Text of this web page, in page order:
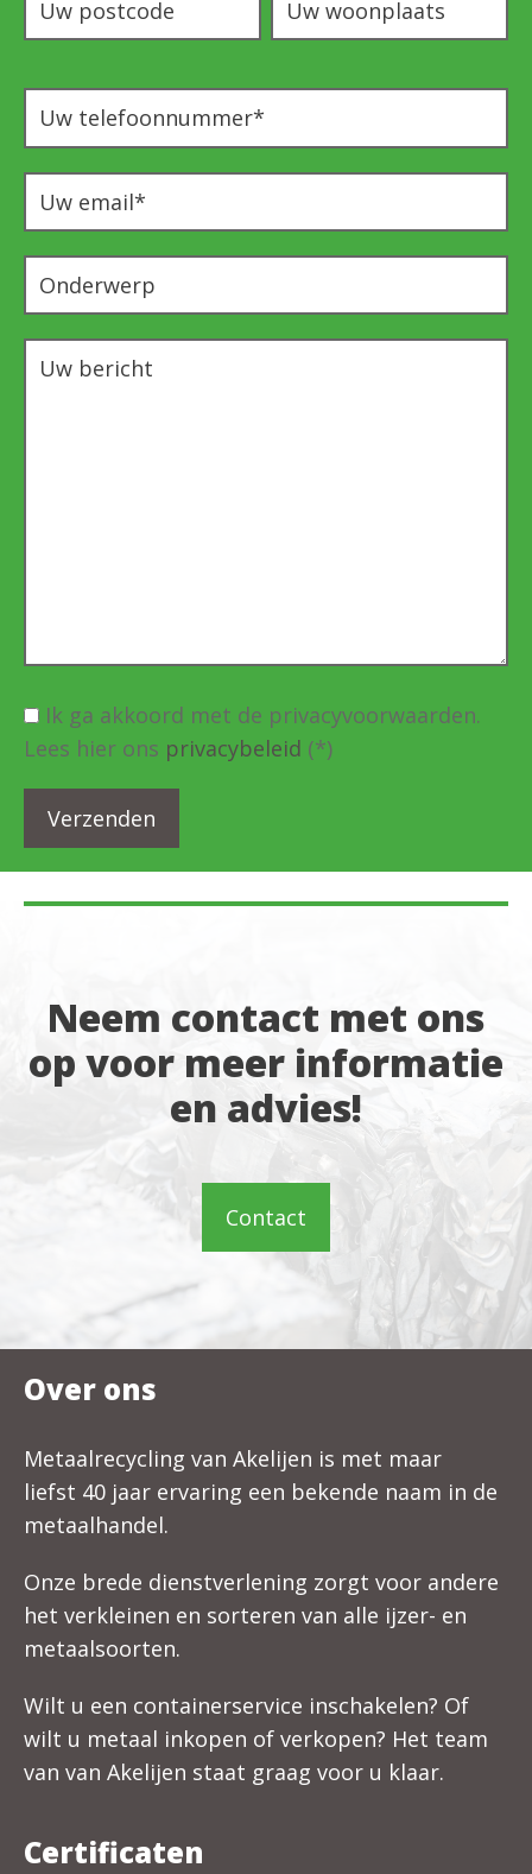
Ik ga akkoord met de privacyvoorwaarden.
Lees hier ons privacybeleid (*)
Neem contact met ons
op voor meer informatie
en advies!
Contact
Over ons
Metaalrecycling van Akelijen is met maar
liefst 40 jaar ervaring een bekende naam in de
metaalhandel.
Onze brede dienstverlening zorgt voor andere
het verkleinen en sorteren van alle ijzer- en
metaalsoorten.
Wilt u een containerservice inschakelen? Of
wilt u metaal inkopen of verkopen? Het team
van van Akelijen staat graag voor u klaar.
Certificaten